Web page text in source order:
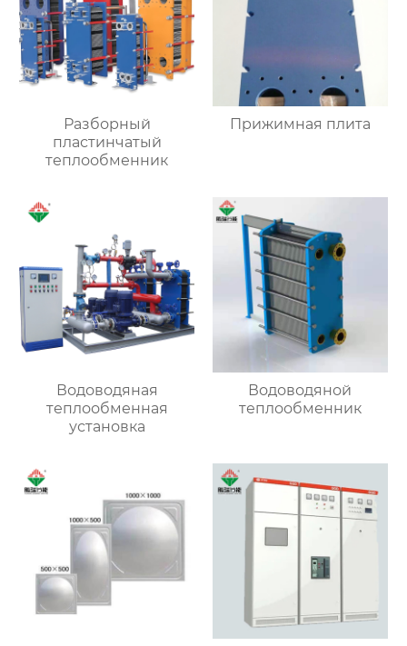
Разборный
пластинчатый
теплообменник
Прижимная плита
Водоводяная
теплообменная
установка
Водоводяной
теплообменник